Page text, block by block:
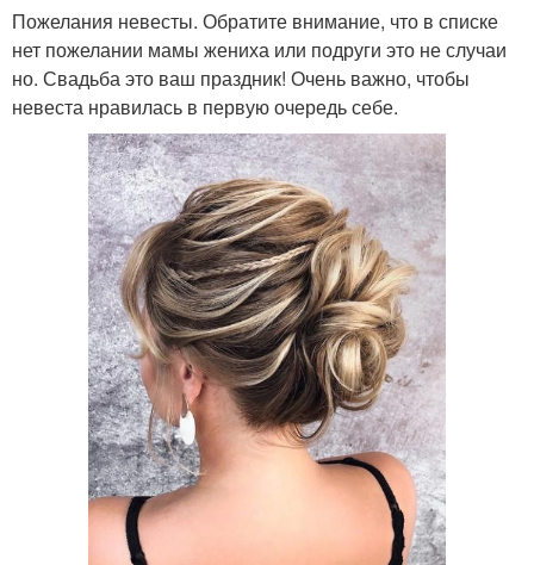
Пожелания невесты. Обратите внимание, что в списке
нет пожелании мамы жениха или подруги это не случаи
но. Свадьба это ваш праздник! Очень важно, чтобы
невеста нравилась в первую очередь себе.